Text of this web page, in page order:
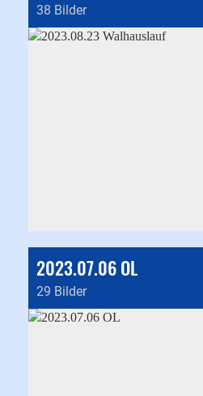
38 Bilder
2023.07.06 OL
29 Bilder